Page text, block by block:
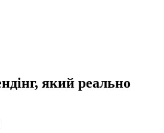
який реально